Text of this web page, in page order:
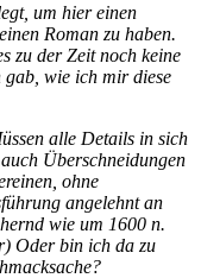
um hier einen
Roman zu haben.
zu der Zeit noch keine
gab, wie ich mir diese
alle Details in sich
Überschneidungen
ohne
angelehnt an
wie um 1600 n.
Oder bin ich da zu